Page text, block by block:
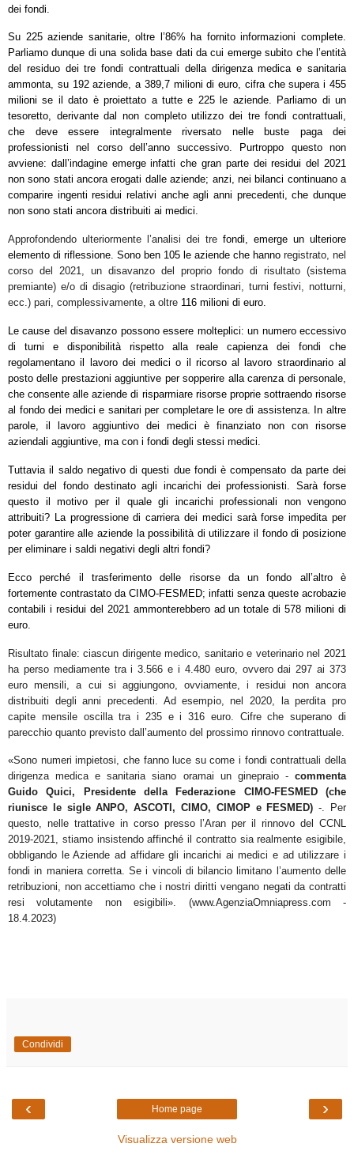
dei fondi.
Su 225 aziende sanitarie, oltre l’86% ha fornito informazioni complete.
Parliamo dunque di una solida base dati da cui emerge subito che l’entità
del residuo dei tre fondi contrattuali della dirigenza medica e sanitaria
ammonta, su 192 aziende, a 389,7 milioni di euro, cifra che supera i 455
milioni se il dato è proiettato a tutte e 225 le aziende. Parliamo di un
tesoretto, derivante dal non completo utilizzo dei tre fondi contrattuali,
che deve essere integralmente riversato nelle buste paga dei
professionisti nel corso dell’anno successivo. Purtroppo questo non
avviene: dall’indagine emerge infatti che gran parte dei residui del 2021
non sono stati ancora erogati dalle aziende; anzi, nei bilanci continuano a
comparire ingenti residui relativi anche agli anni precedenti, che dunque
non sono stati ancora distribuiti ai medici.
Approfondendo ulteriormente l’analisi dei tre fondi, emerge un ulteriore
elemento di riflessione. Sono ben 105 le aziende che hanno registrato, nel
corso del 2021, un disavanzo del proprio fondo di risultato (sistema
premiante) e/o di disagio (retribuzione straordinari, turni festivi, notturni,
ecc.) pari, complessivamente, a oltre 116 milioni di euro.
Le cause del disavanzo possono essere molteplici: un numero eccessivo
di turni e disponibilità rispetto alla reale capienza dei fondi che
regolamentano il lavoro dei medici o il ricorso al lavoro straordinario al
posto delle prestazioni aggiuntive per sopperire alla carenza di personale,
che consente alle aziende di risparmiare risorse proprie sottraendo risorse
al fondo dei medici e sanitari per completare le ore di assistenza. In altre
parole, il lavoro aggiuntivo dei medici è finanziato non con risorse
aziendali aggiuntive, ma con i fondi degli stessi medici.
Tuttavia il saldo negativo di questi due fondi è compensato da parte dei
residui del fondo destinato agli incarichi dei professionisti. Sarà forse
questo il motivo per il quale gli incarichi professionali non vengono
attribuiti? La progressione di carriera dei medici sarà forse impedita per
poter garantire alle aziende la possibilità di utilizzare il fondo di posizione
per eliminare i saldi negativi degli altri fondi?
Ecco perché il trasferimento delle risorse da un fondo all’altro è
fortemente contrastato da CIMO-FESMED; infatti senza queste acrobazie
contabili i residui del 2021 ammonterebbero ad un totale di 578 milioni di
euro.
Risultato finale: ciascun dirigente medico, sanitario e veterinario nel 2021
ha perso mediamente tra i 3.566 e i 4.480 euro, ovvero dai 297 ai 373
euro mensili, a cui si aggiungono, ovviamente, i residui non ancora
distribuiti degli anni precedenti. Ad esempio, nel 2020, la perdita pro
capite mensile oscilla tra i 235 e i 316 euro. Cifre che superano di
parecchio quanto previsto dall’aumento del prossimo rinnovo contrattuale.
«Sono numeri impietosi, che fanno luce su come i fondi contrattuali della
dirigenza medica e sanitaria siano oramai un ginepraio - commenta
Guido Quici, Presidente della Federazione CIMO-FESMED (che
riunisce le sigle ANPO, ASCOTI, CIMO, CIMOP e FESMED)-. Per
questo, nelle trattative in corso presso l’Aran per il rinnovo del CCNL
2019-2021, stiamo insistendo affinché il contratto sia realmente esigibile,
obbligando le Aziende ad affidare gli incarichi ai medici e ad utilizzare i
fondi in maniera corretta. Se i vincoli di bilancio limitano l’aumento delle
retribuzioni, non accettiamo che i nostri diritti vengano negati da contratti
resi volutamente non esigibili». (www.AgenziaOmniapress.com -
18.4.2023)
Condividi
‹ ›
Home page
Visualizza versione web